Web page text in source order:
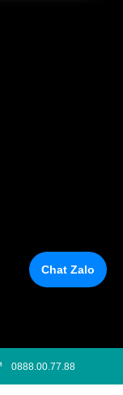
Chat Zalo
0888.00.77.88